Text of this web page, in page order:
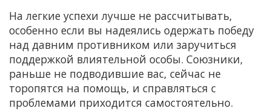
На легкие успехи лучше не рассчитывать,
особенно если вы надеялись одержать победу
над давним противником или заручиться
поддержкой влиятельной особы. Союзники,
раньше не подводившие вас, сейчас не
торопятся на помощь, и справляться с
проблемами приходится самостоятельно.